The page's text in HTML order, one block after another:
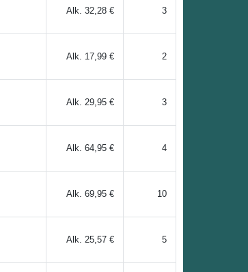
Alk. 32,28 € 3
Alk. 17,99 € 2
Alk. 29,95 € 3
Alk. 64,95 € 4
Alk. 69,95 € 10
Alk. 25,57 € 5